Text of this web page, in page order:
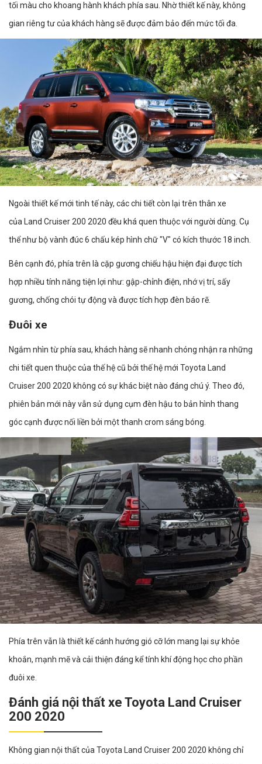
tối màu cho khoang hành khách phía sau. Nhờ thiết kế này, không
gian riêng tư của khách hàng sẽ được đảm bảo đến mức tối đa.
Ngoài thiết kế mới tinh tế này, các chi tiết còn lại trên thân xe
của Land Cruiser 200 2020 đều khá quen thuộc với người dùng. Cụ
thể như bộ vành đúc 6 chấu kép hình chữ "V" có kích thước 18 inch.
Bên cạnh đó, phía trên là cặp gương chiếu hậu hiện đại được tích
hợp nhiều tính năng tiện lợi như: gập-chỉnh điện, nhớ vị trí, sấy
gương, chống chói tự động và được tích hợp đèn báo rẽ.
Đuôi xe
Ngắm nhìn từ phía sau, khách hàng sẽ nhanh chóng nhận ra những
chi tiết quen thuộc của thế hệ cũ bởi thế hệ mới Toyota Land
Cruiser 200 2020 không có sự khác biệt nào đáng chú ý. Theo đó,
phiên bản mới này vẫn sử dụng cụm đèn hậu to bản hình thang
góc cạnh được nối liền bởi một thanh crom sáng bóng.
Phía trên vẫn là thiết kế cánh hướng gió cỡ lớn mang lại sự khỏe
khoắn, mạnh mẽ và cải thiện đáng kể tính khí động học cho phần
đuôi xe.
Đánh giá nội thất xe Toyota Land Cruiser
200 2020
Không gian nội thất của Toyota Land Cruiser 200 2020 không chỉ